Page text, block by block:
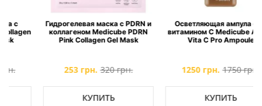
Гидрогелевая маска с PDRN и
коллагеном Medicube PDRN
Pink Collagen Gel Mask
253 грн. 320 грн.
КУПИТЬ
Осветляющая ампула с 21
витамином C Medicube AGE-R
Vita C Pro Ampoule
1250 грн. 1750 грн.
КУПИТЬ